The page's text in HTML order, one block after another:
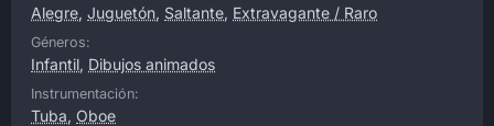
Alegre, Juguetón, Saltante, Extravagante / Raro
Géneros:
Infantil, Dibujos animados
Instrumentación:
Tuba, Oboe